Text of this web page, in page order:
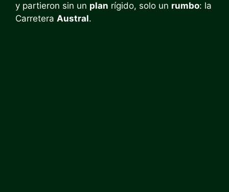
y partieron sin un plan rígido, solo un rumbo: la
Carretera Austral.